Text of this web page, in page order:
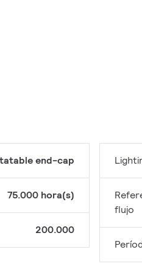
end-cap
75.000 hora(s)
200.000
flujo